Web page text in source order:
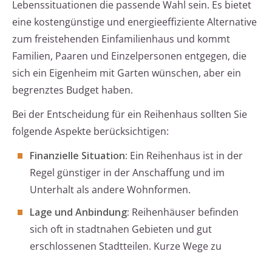
Lebenssituationen die passende Wahl sein. Es bietet
eine kostengünstige und energieeffiziente Alternative
zum freistehenden Einfamilienhaus und kommt
Familien, Paaren und Einzelpersonen entgegen, die
sich ein Eigenheim mit Garten wünschen, aber ein
begrenztes Budget haben.
Bei der Entscheidung für ein Reihenhaus sollten Sie
folgende Aspekte berücksichtigen:
Finanzielle Situation: Ein Reihenhaus ist in der
Regel günstiger in der Anschaffung und im
Unterhalt als andere Wohnformen.
Lage und Anbindung: Reihenhäuser befinden
sich oft in stadtnahen Gebieten und gut
erschlossenen Stadtteilen. Kurze Wege zu